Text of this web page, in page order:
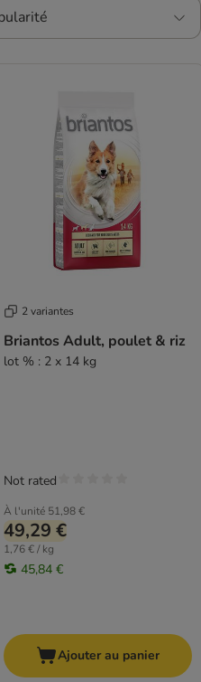
2 variantes
Briantos Adult, poulet & riz
lot % : 2 x 14 kg
À l'unité 51,98 €
49,29 €
1,76 € / kg
45,84 €
Not rated
Ajouter au panier